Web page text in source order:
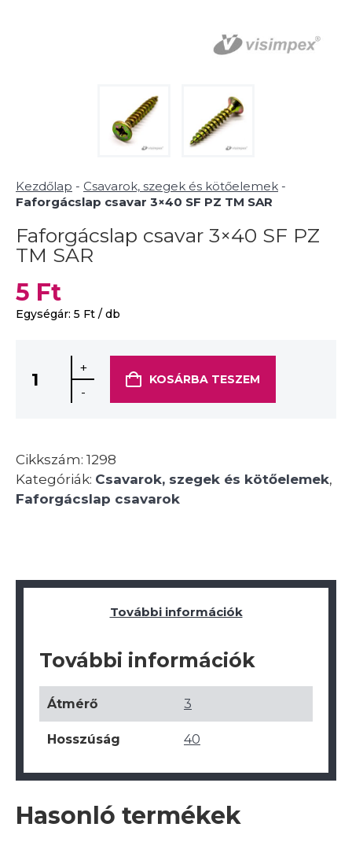
Kezdőlap - Csavarok, szegek és kötőelemek -
Faforgácslap csavar 3×40 SF PZ TM SAR
Faforgácslap csavar 3×40 SF PZ
TM SAR
5 Ft
Egységár: 5 Ft / db
+
-
KOSÁRBA TESZEM
Cikkszám: 1298
Kategóriák: Csavarok, szegek és kötőelemek,
Faforgácslap csavarok
További információk
További információk
Átmérő 3
Hosszúság 40
Hasonló termékek